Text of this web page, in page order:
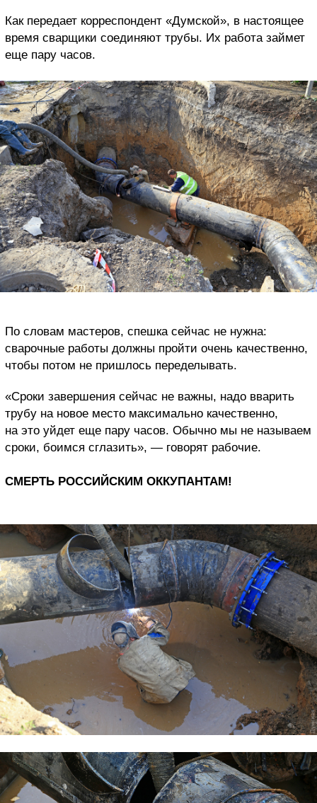
Как передает корреспондент «Думской», в настоящее
время сварщики соединяют трубы. Их работа займет
еще пару часов.
По словам мастеров, спешка сейчас не нужна:
сварочные работы должны пройти очень качественно,
чтобы потом не пришлось переделывать.
«Сроки завершения сейчас не важны, надо вварить
трубу на новое место максимально качественно,
на это уйдет еще пару часов. Обычно мы не называем
сроки, боимся сглазить», — говорят рабочие.
СМЕРТЬ РОССИЙСКИМ ОККУПАНТАМ!